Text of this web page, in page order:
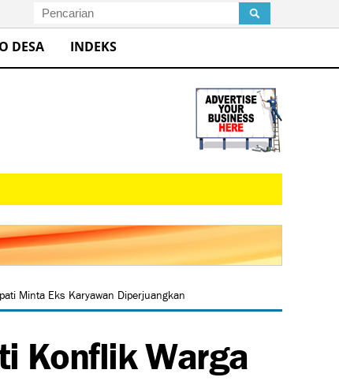
DESA INDEKS
Minta Eks Karyawan Diperjuangkan
Konflik Warga